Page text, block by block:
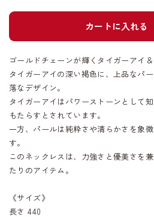
カートに入れる
ゴールドチェーンが輝くタイガーアイ＆
タイガーアイの深い褐色に、上品なパ
落なデザイン。
タイガーアイはパワーストーンとして
もたらすとされています。
一方、パールは純粋さや清らかさを象
す。
このネックレスは、力強さと優美さを
たりのアイテム。
《サイズ》
長さ 440